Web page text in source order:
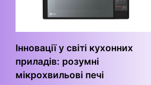
Інновації у світі кухонних
приладів: розумні
мікрохвильові печі